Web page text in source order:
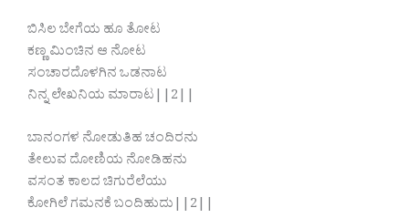
ಬಿಸಿಲ ಬೇಗೆಯ ಹೂ ತೋಟ
ಕಣ್ಣ ಮಿಂಚಿನ ಆ ನೋಟ
ಸಂಚಾರದೊಳಗಿನ ಒಡನಾಟ
ನಿನ್ನ ಲೇಖನಿಯ ಮಾರಾಟ||2||
ಬಾನಂಗಳ ನೋಡುತಿಹ ಚಂದಿರನು
ತೇಲುವ ದೋಣಿಯ ನೋಡಿಹನು
ವಸಂತ ಕಾಲದ ಚಿಗುರೆಲೆಯು
ಕೋಗಿಲೆ ಗಮನಕೆ ಬಂದಿಹುದು||2||